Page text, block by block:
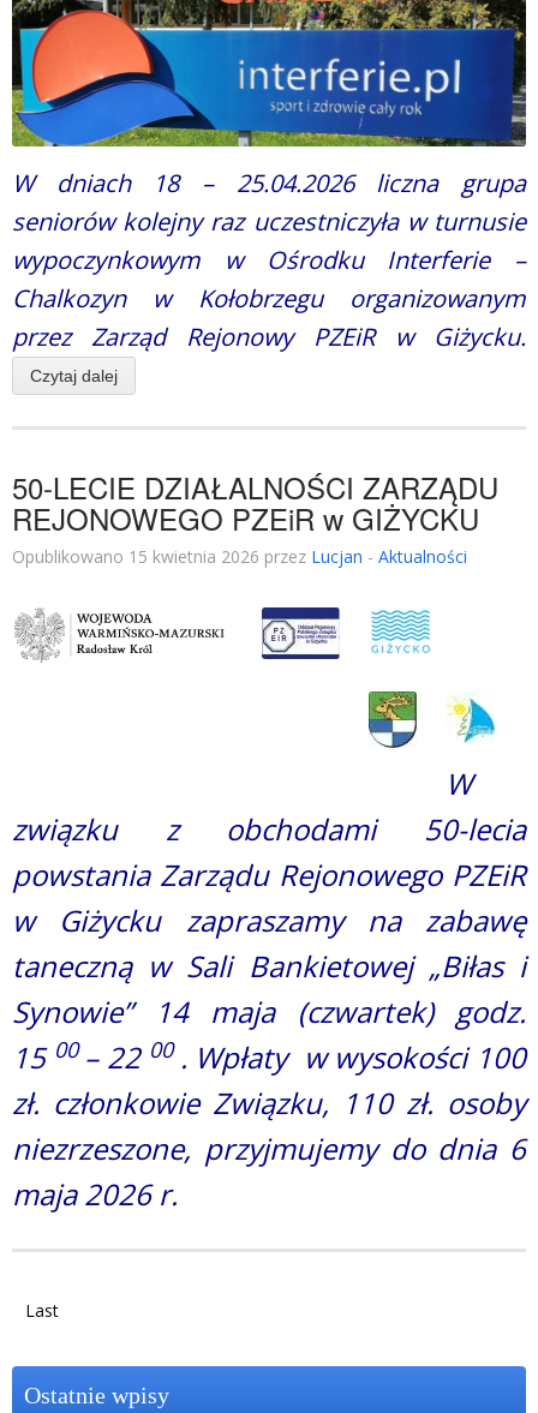
W dniach 18 – 25.04.2026 liczna grupa
seniorów kolejny raz uczestniczyła w turnusie
wypoczynkowym w Ośrodku Interferie –
Chalkozyn w Kołobrzegu organizowanym
przez Zarząd Rejonowy PZEiR w Giżycku.
Czytaj dalej
50-LECIE DZIAŁALNOŚCI ZARZĄDU
REJONOWEGO PZEiR w GIŻYCKU
Opublikowano 15 kwietnia 2026 przez Lucjan - Aktualności
W
związku z obchodami 50-lecia
powstania Zarządu Rejonowego PZEiR
w Giżycku zapraszamy na zabawę
taneczną w Sali Bankietowej „Biłas i
Synowie” 14 maja (czwartek) godz.
15 00 – 22 00 . Wpłaty w wysokości 100
zł. członkowie Związku, 110 zł. osoby
niezrzeszone, przyjmujemy do dnia 6
maja 2026 r.
Last
Ostatnie wpisy